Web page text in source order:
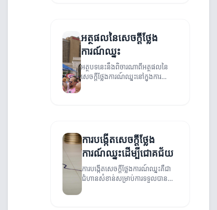
អត្ថផលនៃសេចក្ដីថ្លែង
ការណ៍ឈ្នះ
អត្ថបទនេះនឹងពិចារណាពីអត្ថផលនៃ
សេចក្ដីថ្លែងការណ៍ឈ្នះនៅក្នុងការ
ការបង្កើតសេចក្ដីថ្លែង
ការណ៍ឈ្នះដើម្បីជោគជ័យ
ការបង្កើតសេចក្ដីថ្លែងការណ៍ឈ្នះគឺជា
ជំហានសំខាន់សម្រាប់ការទទួលបាន
ជោគជ័យក្នុងការជួបប្រទៈជាមួយអតិថិ